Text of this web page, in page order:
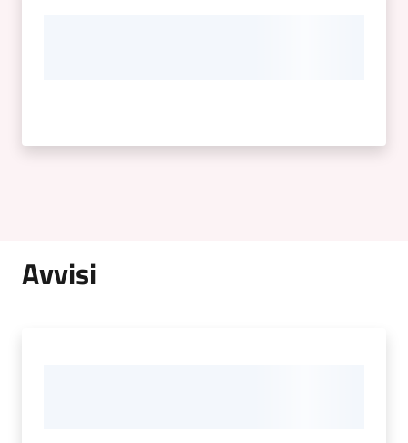
Avvisi